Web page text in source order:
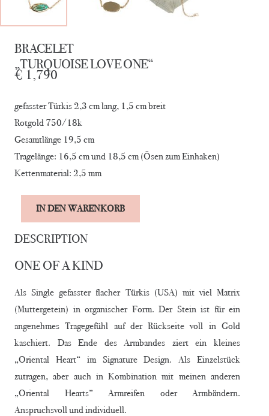
BRACELET
„TURQUOISE LOVE ONE“
€ 1,790
gefasster Türkis 2,3 cm lang, 1,5 cm breit
Rotgold 750/18k
Gesamtlänge 19,5 cm
Tragelänge: 16,5 cm und 18,5 cm (Ösen zum Einhaken)
Kettenmaterial: 2,5 mm
LOVE
Menge
IN DEN WARENKORB
DESCRIPTION
ONE OF A KIND
Als Single gefasster flacher Türkis (USA) mit viel Matrix
(Muttergetein) in organischer Form. Der Stein ist für ein
angenehmes Tragegefühl auf der Rückseite voll in Gold
kaschiert. Das Ende des Armbandes ziert ein kleines
„Oriental Heart“ im Signature Design. Als Einzelstück
zutragen, aber auch in Kombination mit meinen anderen
„Oriental Hearts“ Armreifen oder Armbändern.
Anspruchsvoll und individuell.